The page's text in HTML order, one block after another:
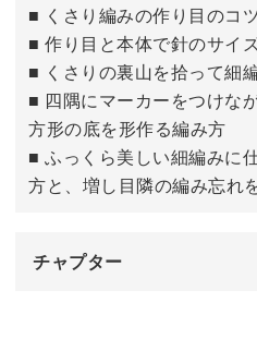
■ くさり編みの作り目のコ
■ 作り目と本体で針のサイ
■ くさりの裏山を拾って細
■ 四隅にマーカーをつけな
方形の底を形作る編み方
■ ふっくら美しい細編みに
方と、増し目隣の編み忘れ
チャプター